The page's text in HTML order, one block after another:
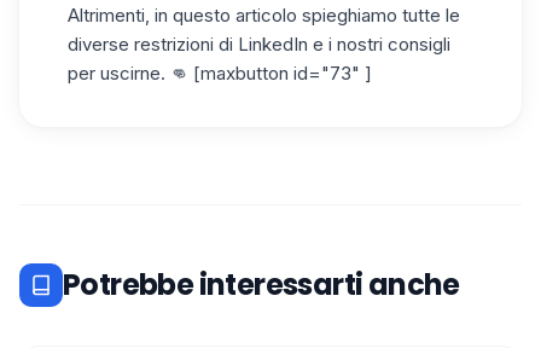
Altrimenti, in questo articolo spieghiamo tutte le
diverse restrizioni di LinkedIn e i nostri consigli
per uscirne. 👊 [maxbutton id="73" ]
Potrebbe interessarti anche